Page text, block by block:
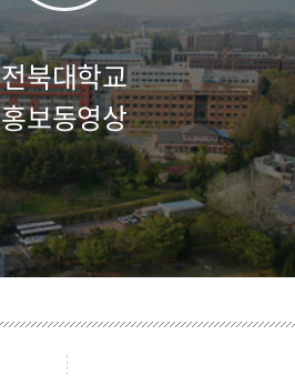
전북대학교
홍보동영상